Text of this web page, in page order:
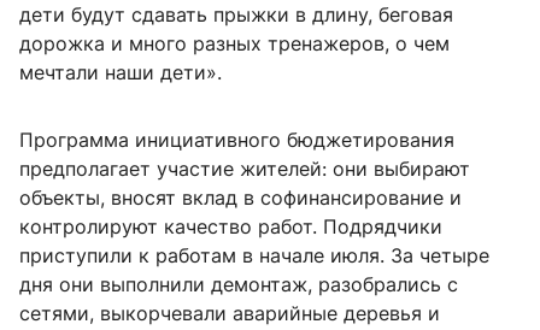
дети будут сдавать прыжки в длину, беговая
дорожка и много разных тренажеров, о чем
мечтали наши дети».
Программа инициативного бюджетирования
предполагает участие жителей: они выбирают
объекты, вносят вклад в софинансирование и
контролируют качество работ. Подрядчики
приступили к работам в начале июля. За четыре
дня они выполнили демонтаж, разобрались с
сетями, выкорчевали аварийные деревья и